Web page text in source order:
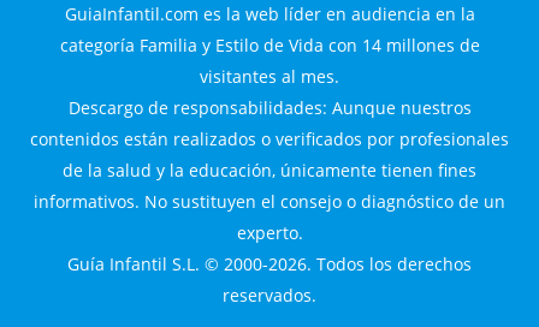
GuiaInfantil.com es la web líder en audiencia en la
categoría Familia y Estilo de Vida con 14 millones de
visitantes al mes.
Descargo de responsabilidades: Aunque nuestros
contenidos están realizados o verificados por profesionales
de la salud y la educación, únicamente tienen fines
informativos. No sustituyen el consejo o diagnóstico de un
experto.
Guía Infantil S.L. © 2000-2026. Todos los derechos
reservados.